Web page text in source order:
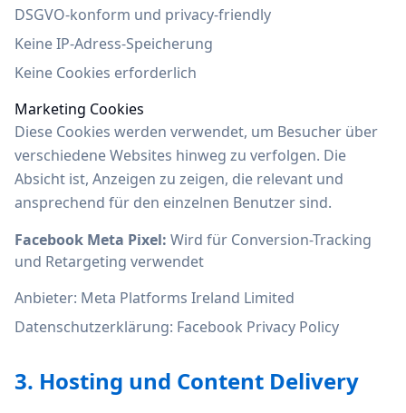
DSGVO-konform und privacy-friendly
Keine IP-Adress-Speicherung
Keine Cookies erforderlich
Marketing Cookies
Diese Cookies werden verwendet, um Besucher über
verschiedene Websites hinweg zu verfolgen. Die
Absicht ist, Anzeigen zu zeigen, die relevant und
ansprechend für den einzelnen Benutzer sind.
Facebook Meta Pixel: Wird für Conversion-Tracking
und Retargeting verwendet
Anbieter: Meta Platforms Ireland Limited
Datenschutzerklärung: Facebook Privacy Policy
3. Hosting und Content Delivery